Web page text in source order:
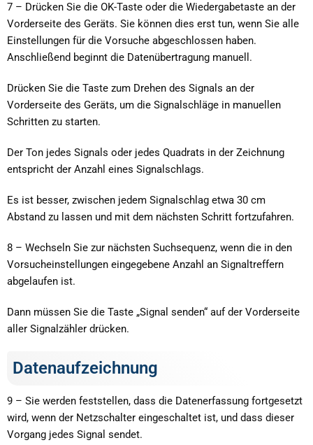
7 – Drücken Sie die OK-Taste oder die Wiedergabetaste an der
Vorderseite des Geräts. Sie können dies erst tun, wenn Sie alle
Einstellungen für die Vorsuche abgeschlossen haben.
Anschließend beginnt die Datenübertragung manuell.
Drücken Sie die Taste zum Drehen des Signals an der
Vorderseite des Geräts, um die Signalschläge in manuellen
Schritten zu starten.
Der Ton jedes Signals oder jedes Quadrats in der Zeichnung
entspricht der Anzahl eines Signalschlags.
Es ist besser, zwischen jedem Signalschlag etwa 30 cm
Abstand zu lassen und mit dem nächsten Schritt fortzufahren.
8 – Wechseln Sie zur nächsten Suchsequenz, wenn die in den
Vorsucheinstellungen eingegebene Anzahl an Signaltreffern
abgelaufen ist.
Dann müssen Sie die Taste „Signal senden“ auf der Vorderseite
aller Signalzähler drücken.
Datenaufzeichnung
9 – Sie werden feststellen, dass die Datenerfassung fortgesetzt
wird, wenn der Netzschalter eingeschaltet ist, und dass dieser
Vorgang jedes Signal sendet.